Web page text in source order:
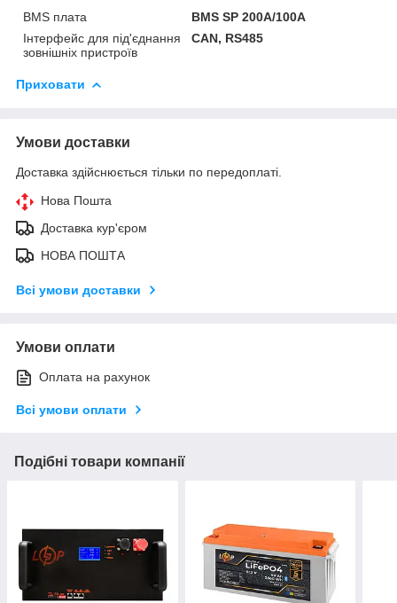
BMS плата
BMS SP 200A/100А
Інтерфейс для під'єднання
зовнішніх пристроїв
CAN, RS485
Приховати
Умови доставки
Доставка здійснюється тільки по передоплаті.
Нова Пошта
Доставка кур'єром
НОВА ПОШТА
Всі умови доставки
Умови оплати
Оплата на рахунок
Всі умови оплати
Подібні товари компанії